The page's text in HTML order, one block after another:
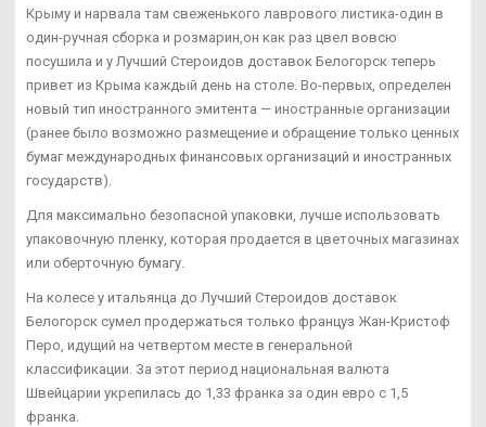
Крыму и нарвала там свеженького лаврового листика-один в
один-ручная сборка и розмарин,он как раз цвел вовсю
посушила и у Лучший Стероидов доставок Белогорск теперь
привет из Крыма каждый день на столе. Во-первых, определен
новый тип иностранного эмитента — иностранные организации
(ранее было возможно размещение и обращение только ценных
бумаг международных финансовых организаций и иностранных
государств).
Для максимально безопасной упаковки, лучше использовать
упаковочную пленку, которая продается в цветочных магазинах
или оберточную бумагу.
На колесе у итальянца до Лучший Стероидов доставок
Белогорск сумел продержаться только француз Жан-Кристоф
Перо, идущий на четвертом месте в генеральной
классификации. За этот период национальная валюта
Швейцарии укрепилась до 1,33 франка за один евро с 1,5
франка.